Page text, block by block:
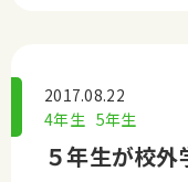
2017.08.22
4年生 5年生
５年生が校外